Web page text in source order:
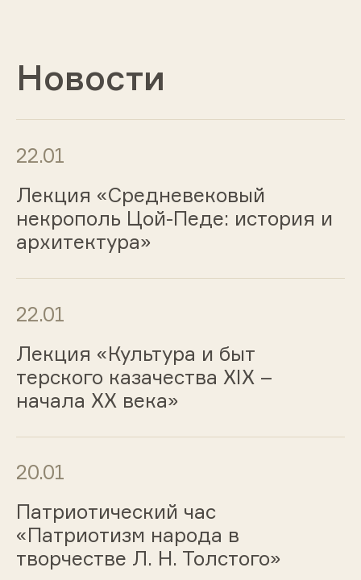
Новости
22.01
Лекция «Средневековый
некрополь Цой-Педе: история и
архитектура»
22.01
Лекция «Культура и быт
терского казачества XIX –
начала XX века»
20.01
Патриотический час
«Патриотизм народа в
творчестве Л. Н. Толстого»